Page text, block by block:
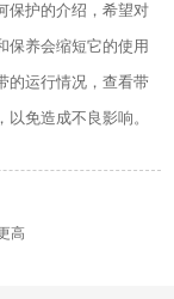
保护的介绍，希望对
保养会缩短它的使用
的运行情况，查看带
免造成不良影响。
高